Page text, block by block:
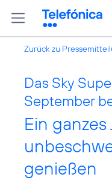
Zurück zu
Das Sky
September
Ein ganzes
genießen